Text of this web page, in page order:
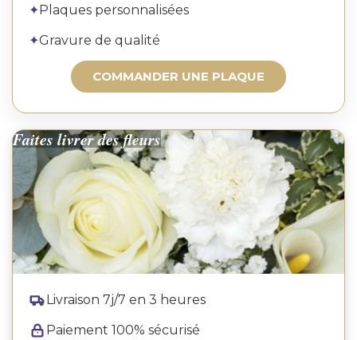
✦Plaques personnalisées
✦Gravure de qualité
COMMANDER UNE PLAQUE
Faites livrer des fleurs
Livraison 7j/7 en 3 heures
Paiement 100% sécurisé